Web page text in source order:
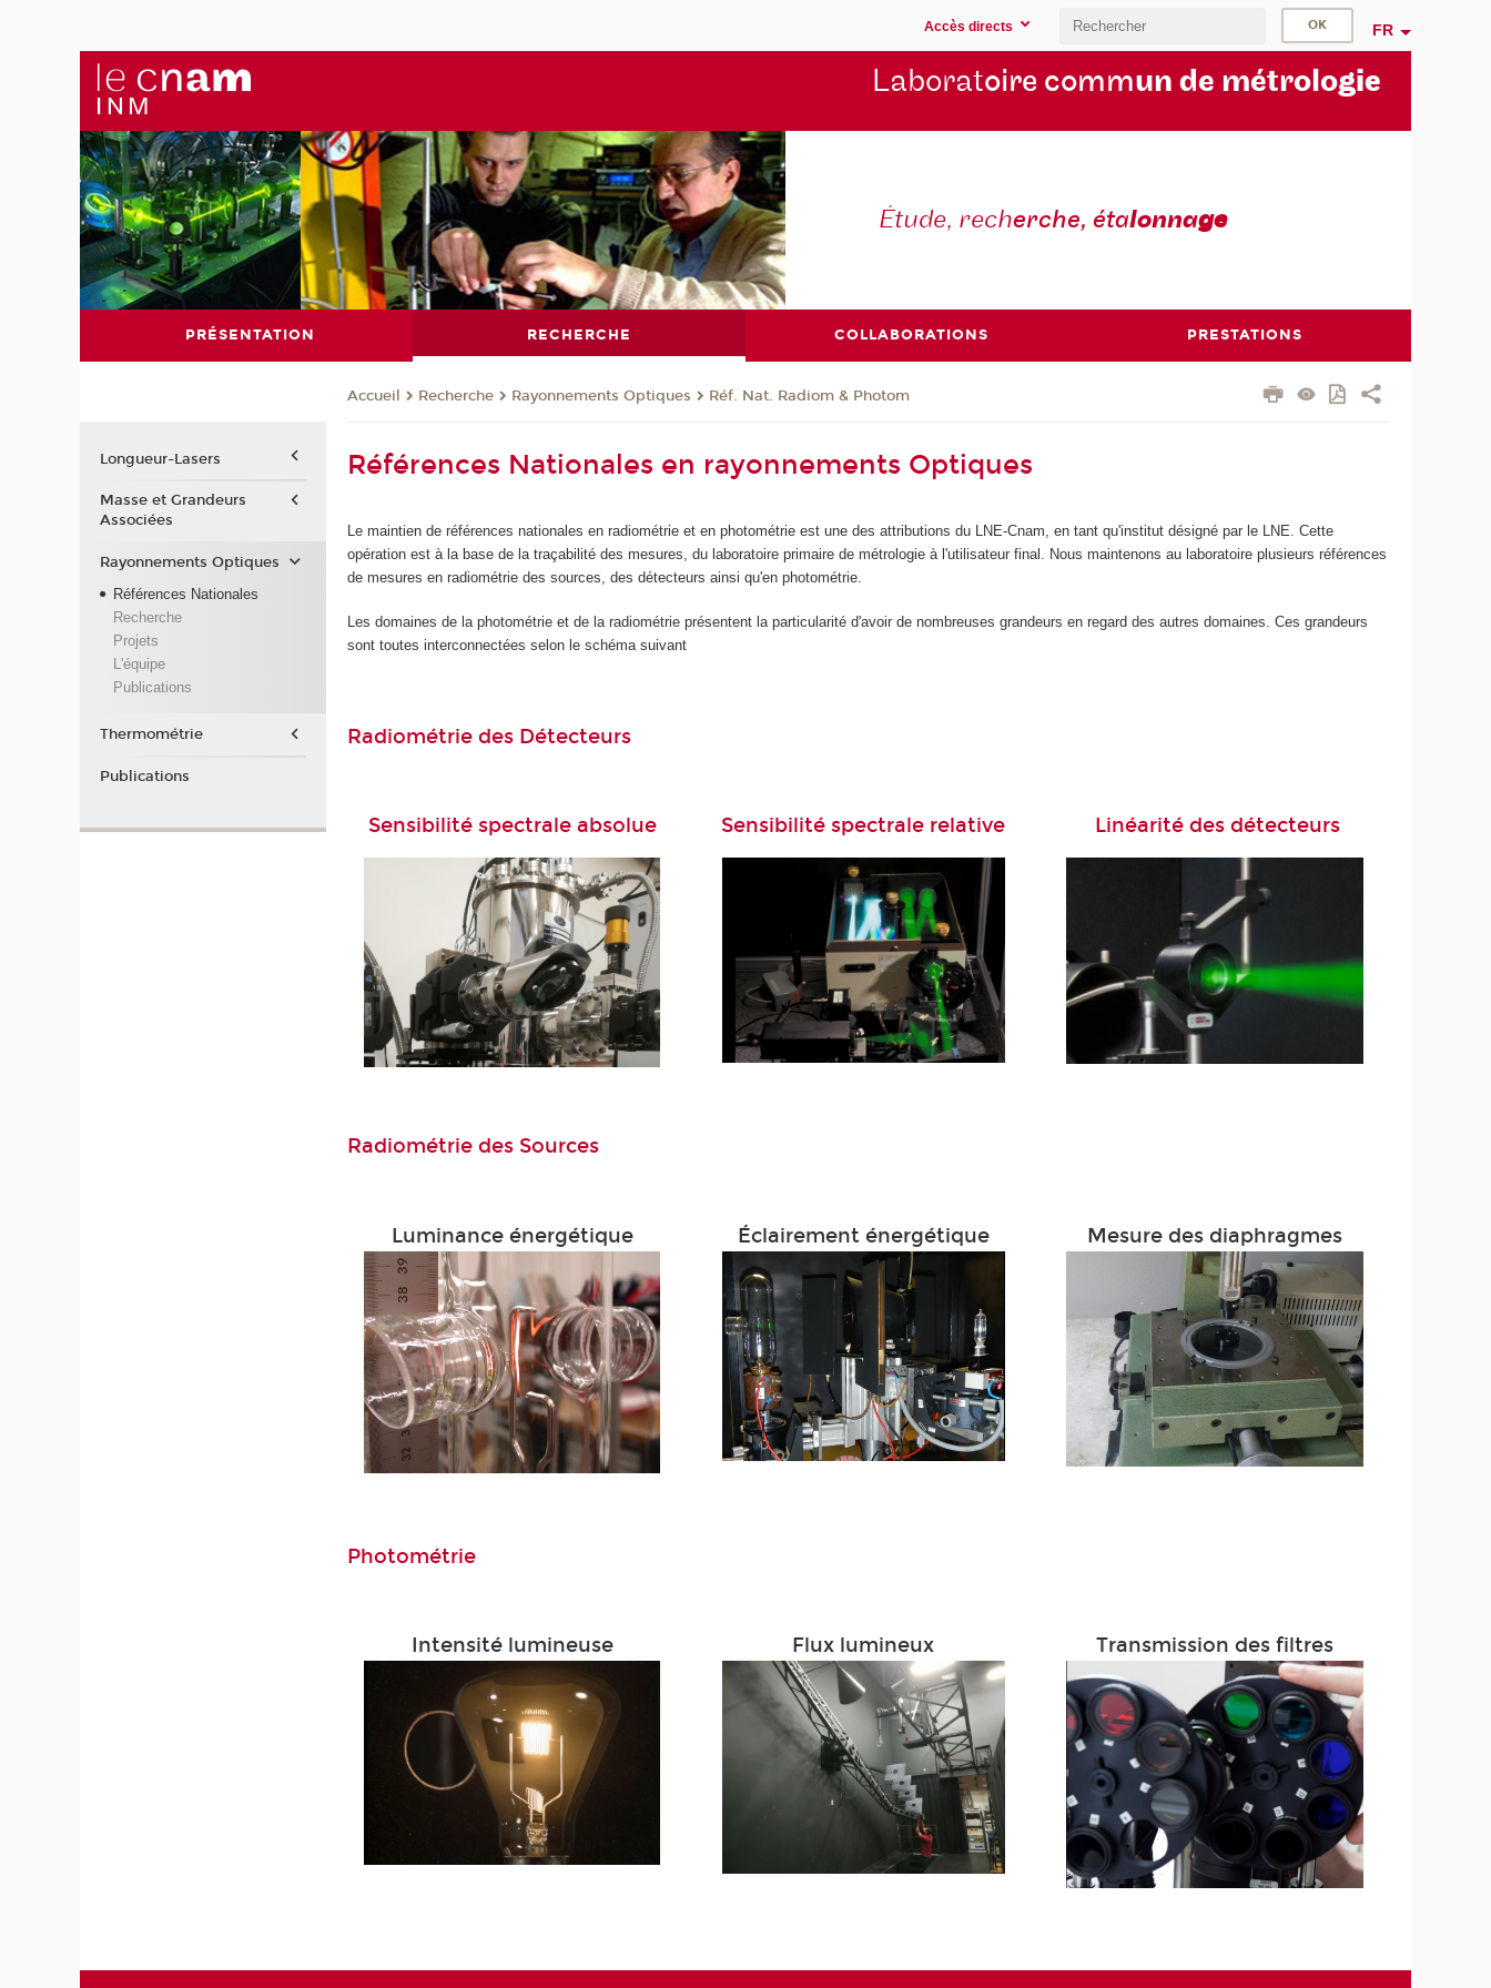
Accès directs FR
Laboratoire commun de métrologie
Étude, recherche, étalonnage
PRÉSENTATION RECHERCHE COLLABORATIONS PRESTATIONS
Accueil Recherche Rayonnements Optiques Réf. Nat. Radiom & Photom
Références Nationales en rayonnements Optiques
Le maintien de références nationales en radiométrie et en photométrie est une des attributions du LNE-Cnam, en tant qu'institut désigné par le LNE. Cette
opération est à la base de la traçabilité des mesures, du laboratoire primaire de métrologie à l'utilisateur final. Nous maintenons au laboratoire plusieurs références
de mesures en radiométrie des sources, des détecteurs ainsi qu'en photométrie.
Les domaines de la photométrie et de la radiométrie présentent la particularité d'avoir de nombreuses grandeurs en regard des autres domaines. Ces grandeurs
sont toutes interconnectées selon le schéma suivant
Radiométrie des Détecteurs
Sensibilité spectrale absolue Sensibilité spectrale relative Linéarité des détecteurs
Radiométrie des Sources
Luminance énergétique Éclairement énergétique Mesure des diaphragmes
Photométrie
Intensité lumineuse Flux lumineux Transmission des filtres
Longueur-Lasers
Masse et Grandeurs
Associées
Rayonnements Optiques
Références Nationales
Recherche
Projets
L'équipe
Publications
Thermométrie
Publications